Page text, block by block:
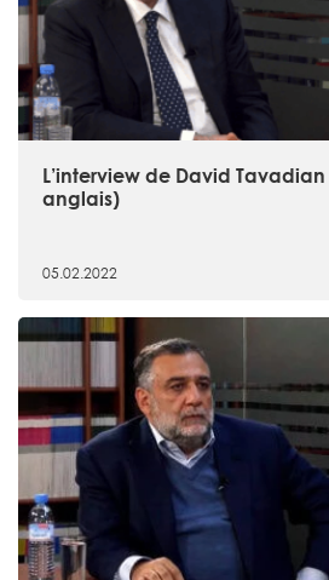
L’interview de David
anglais)
05.02.2022